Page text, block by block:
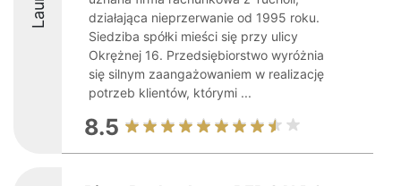
działająca nieprzerwanie od 1995 roku.
Siedziba spółki mieści się przy ulicy
Okrężnej 16. Przedsiębiorstwo wyróżnia
się silnym zaangażowaniem w realizację
potrzeb klientów, którymi ...
8.5